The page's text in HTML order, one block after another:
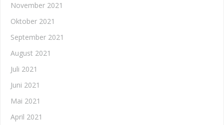
November 2021
Oktober 2021
September 2021
August 2021
Juli 2021
Juni 2021
Mai 2021
April 2021